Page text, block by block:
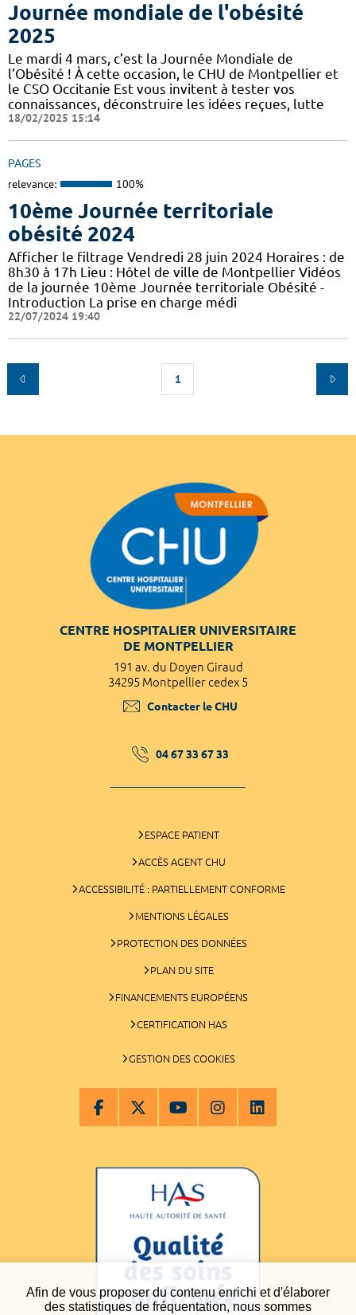
Afin de vous proposer du contenu enrichi et d'élaborer
des statistiques de fréquentation, nous sommes
Journée mondiale de l'obésité
2025
Le mardi 4 mars, c’est la Journée Mondiale de
l’Obésité ! À cette occasion, le CHU de Montpellier et
le CSO Occitanie Est vous invitent à tester vos
connaissances, déconstruire les idées reçues, lutte
18/02/2025 15:14
PAGES
relevance: 100%
10ème Journée territoriale
obésité 2024
Afficher le filtrage Vendredi 28 juin 2024 Horaires : de
8h30 à 17h Lieu : Hôtel de ville de Montpellier Vidéos
de la journée 10ème Journée territoriale Obésité -
Introduction La prise en charge médi
22/07/2024 19:40
1
CENTRE HOSPITALIER UNIVERSITAIRE
DE MONTPELLIER
191 av. du Doyen Giraud
34295 Montpellier cedex 5
Contacter le CHU
04 67 33 67 33
ESPACE PATIENT
ACCÈS AGENT CHU
ACCESSIBILITÉ : PARTIELLEMENT CONFORME
MENTIONS LÉGALES
PROTECTION DES DONNÉES
PLAN DU SITE
FINANCEMENTS EUROPÉENS
CERTIFICATION HAS
GESTION DES COOKIES